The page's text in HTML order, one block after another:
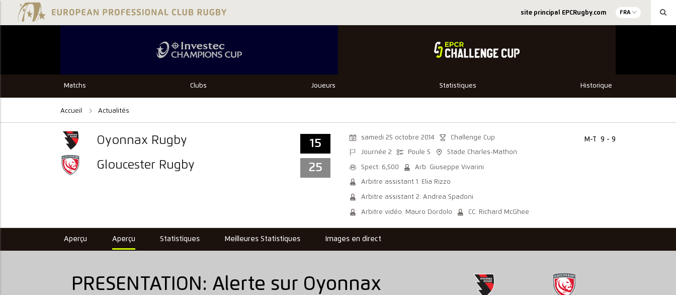
site principal EPCRugby.com FRA
Matchs Clubs Joueurs Statistiques Historique
Accueil Actualités
Oyonnax Rugby
Gloucester Rugby
15
25
samedi 25 octobre 2014 Challenge Cup
Journée 2 Poule 5 Stade Charles-Mathon
Spect: 6,500 Arb: Giuseppe Vivarini
Arbitre assistant 1: Elia Rizzo
Arbitre assistant 2: Andrea Spadoni
Arbitre vidéo: Mauro Dordolo CC: Richard McGhee
M-T 9 - 9
Aperçu Aperçu Statistiques Meilleures Statistiques Images en direct
PRESENTATION: Alerte sur Oyonnax